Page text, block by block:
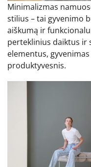
Minimalizmas
stilius – tai gyvenimo
aiškumą ir
perteklinius daiktus ir
elementus,
produktyvesnis.